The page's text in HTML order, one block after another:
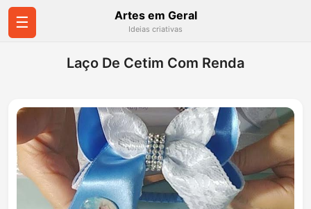
☰ Artes em Geral
Ideias criativas
Laço De Cetim Com Renda